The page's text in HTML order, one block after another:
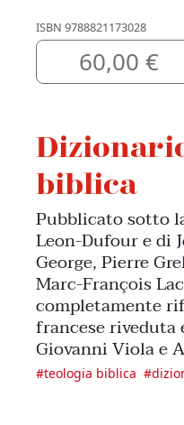
ISBN 9788821173028
60,00 €
biblica
Pubblicato sotto
Leon-Dufour e di
George, Pierre
Marc-François
completamente
francese riveduta
Giovanni Viola e
#teologia biblica #